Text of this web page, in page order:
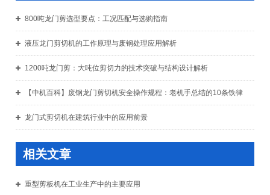
800吨龙门剪选型要点：工况匹配与选购指南
液压龙门剪切机的工作原理与废钢处理应用解析
1200吨龙门剪：大吨位剪切力的技术突破与结构设计解析
【中机百科】废钢龙门剪切机安全操作规程：老机手总结的10条铁律
龙门式剪切机在建筑行业中的应用前景
相关文章
重型剪板机在工业生产中的主要应用